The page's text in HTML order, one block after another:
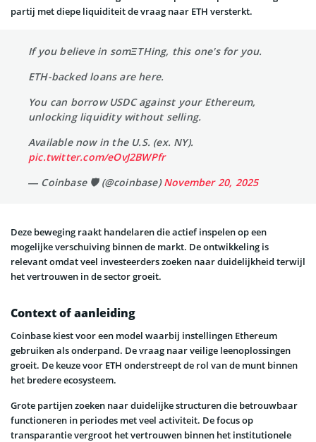
partij met diepe liquiditeit de vraag naar ETH versterkt.
If you believe in somΞTHing, this one's for you.
ETH-backed loans are here.
You can borrow USDC against your Ethereum,
unlocking liquidity without selling.
Available now in the U.S. (ex. NY).
pic.twitter.com/eOvJ2BWPfr
— Coinbase 🛡️ (@coinbase)November 20, 2025
Deze beweging raakt handelaren die actief inspelen op een
mogelijke verschuiving binnen de markt. De ontwikkeling is
relevant omdat veel investeerders zoeken naar duidelijkheid terwijl
het vertrouwen in de sector groeit.
Context of aanleiding
Coinbase kiest voor een model waarbij instellingen Ethereum
gebruiken als onderpand. De vraag naar veilige leenoplossingen
groeit. De keuze voor ETH onderstreept de rol van de munt binnen
het bredere ecosysteem.
Grote partijen zoeken naar duidelijke structuren die betrouwbaar
functioneren in periodes met veel activiteit. De focus op
transparantie vergroot het vertrouwen binnen het institutionele